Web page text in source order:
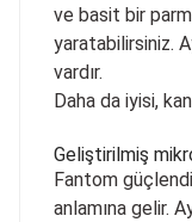
ve basit bir
yaratabilirsiniz.
vardır.
Daha da iyisi,
Geliştirilmiş
Fantom
anlamına gelir.